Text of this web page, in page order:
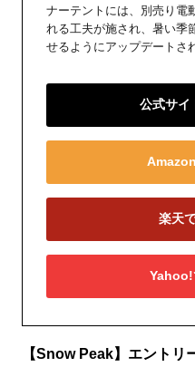
ナーテントには、別売り電
れる工夫が施され、暑い季
せるようにアップデートさ
公式サイ
楽天
Yahoo!
【Snow Peak】エントリ